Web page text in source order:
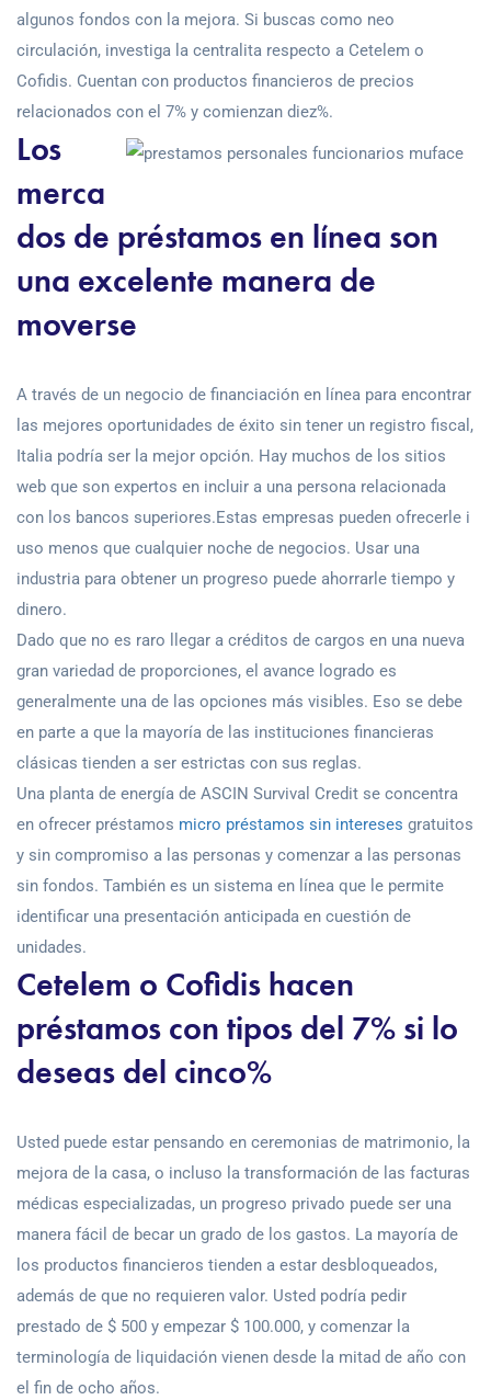
algunos fondos con la mejora. Si buscas como neo
circulación, investiga la centralita respecto a Cetelem o
Cofidis. Cuentan con productos financieros de precios
relacionados con el 7% y comienzan diez%.
Los
merca
dos de préstamos en línea son
una excelente manera de
moverse
A través de un negocio de financiación en línea para encontrar
las mejores oportunidades de éxito sin tener un registro fiscal,
Italia podría ser la mejor opción. Hay muchos de los sitios
web que son expertos en incluir a una persona relacionada
con los bancos superiores.Estas empresas pueden ofrecerle i
uso menos que cualquier noche de negocios. Usar una
industria para obtener un progreso puede ahorrarle tiempo y
dinero.
Dado que no es raro llegar a créditos de cargos en una nueva
gran variedad de proporciones, el avance logrado es
generalmente una de las opciones más visibles. Eso se debe
en parte a que la mayoría de las instituciones financieras
clásicas tienden a ser estrictas con sus reglas.
Una planta de energía de ASCIN Survival Credit se concentra
en ofrecer préstamos micro préstamos sin intereses gratuitos
y sin compromiso a las personas y comenzar a las personas
sin fondos. También es un sistema en línea que le permite
identificar una presentación anticipada en cuestión de
unidades.
Cetelem o Cofidis hacen
préstamos con tipos del 7% si lo
deseas del cinco%
Usted puede estar pensando en ceremonias de matrimonio, la
mejora de la casa, o incluso la transformación de las facturas
médicas especializadas, un progreso privado puede ser una
manera fácil de becar un grado de los gastos. La mayoría de
los productos financieros tienden a estar desbloqueados,
además de que no requieren valor. Usted podría pedir
prestado de $ 500 y empezar $ 100.000, y comenzar la
terminología de liquidación vienen desde la mitad de año con
el fin de ocho años.